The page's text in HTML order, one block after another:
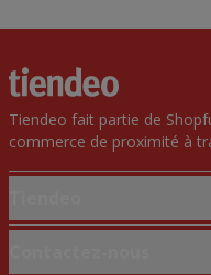
Tiendeo fait partie de
commerce de proximité à